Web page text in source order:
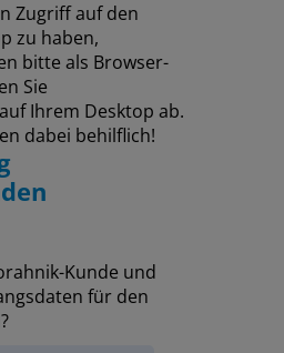
Zugriff auf den
zu haben,
bitte als Browser-
Sie
Ihrem Desktop ab.
dabei behilflich!
Kunde und
für den